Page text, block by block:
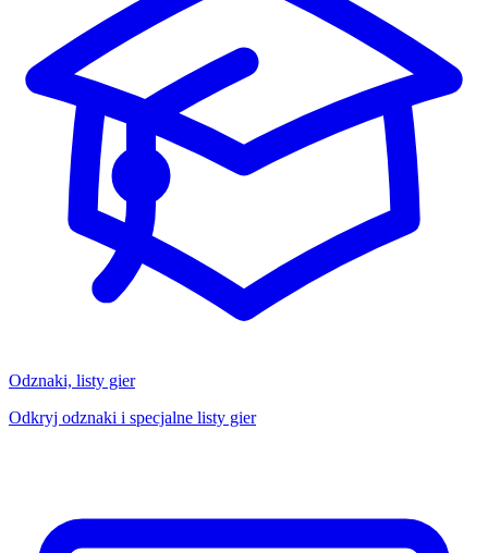
Odznaki, listy gier
Odkryj odznaki i specjalne listy gier